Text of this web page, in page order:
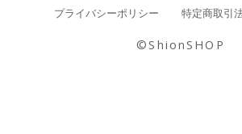
プライバシーポリシー 特定商取引
©︎ShionSHOP